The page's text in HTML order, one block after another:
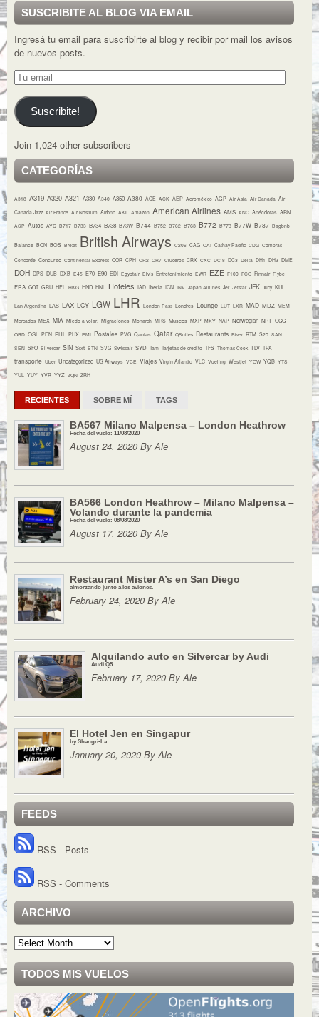
SUSCRIBITE AL BLOG VIA EMAIL
Ingresá tu email para suscribirte al blog y recibir por mail los avisos
de nuevos posts.
Tu
email
Suscribite!
Join 1,024 other subscribers
CATEGORÍAS
A318 A319 A320 A321 A330 A340 A350 A380 ACE ACK AEP Aeroméxico AGP Air Asia Air Canada Air
Canada Jazz Air France Air Nostrum Airbnb AKL Amazon American Airlines AMS ANC Anécdotas ARN
ASP Autos AYQ B717 B733 B734 B738 B73W B744 B752 B762 B763 B772 B773 B77W B787 Bagbnb
Balance BCN BOS Brexit British Airways C206 CAG CAI Cathay Pacific CDG Compras
Concorde Concurso Continental Express COR CPH CR2 CR7 Cruceros CRX CXC DC-8 DC3 Delta DH1 DH3 DME
DOH DPS DUB DXB E45 E70 E90 EDI Egyptair Elvis Entretenimiento EWR EZE F100 FCO Finnair Flybe
FRA GOT GRU HEL HKG HND HNL Hoteles IAD Iberia ICN INV Japan Airlines Jer Jetstar JFK Jucy KUL
Lan Argentina LAS LAX LCY LGW LHR London Pass Londres Lounge LUT LXR MAD MDZ MEM
Mercados MEX MIA Miedo a volar. Migraciones Monarch MRS Museos MXP MXY NAP Norwegian NRT OGG
ORD OSL PEN PHL PHX PMI Postales PVG Qantas Qatar QSuites Restaurants River RTM S20 SAN
SEN SFO Silvercar SIN Sixt STN SVG Swissair SYD Tam Tarjetas de crédito TFS Thomas Cook TLV TPA
transporte Uber Uncategorized US Airways VCE Viajes Virgin Atlantic VLC Vueling Westjet YOW YQB YTS
YUL YUY YVR YYZ ZQN ZRH
RECIENTES SOBRE MÍ TAGS
BA567 Milano Malpensa – London Heathrow
Fecha del vuelo: 11/08/2020
August 24, 2020 By Ale
BA566 London Heathrow – Milano Malpensa –
Volando durante la pandemia
Fecha del vuelo: 08/08/2020
August 17, 2020 By Ale
Restaurant Mister A’s en San Diego
almorzando junto a los aviones.
February 24, 2020 By Ale
Alquilando auto en Silvercar by Audi
Audi Q5
February 17, 2020 By Ale
El Hotel Jen en Singapur
by Shangri-La
January 20, 2020 By Ale
FEEDS
RSS - Posts
RSS - Comments
ARCHIVO
Archivo
TODOS MIS VUELOS